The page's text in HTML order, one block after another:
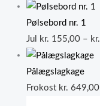
Pølsebord nr. 1
Jul
kr. 155,00 – kr.
Pålægslagkage
Frokost kr. 649,00